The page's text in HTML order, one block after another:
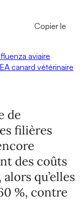
Copier le
aviaire
canard vétérinaire
de
filières
des coûts
qu’elles
%, contre